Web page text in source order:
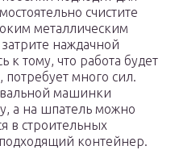
счистите
металлическим
наждачной
к тому, что работа будет
много сил.
машинки
а на шпатель можно
в строительных
контейнер.